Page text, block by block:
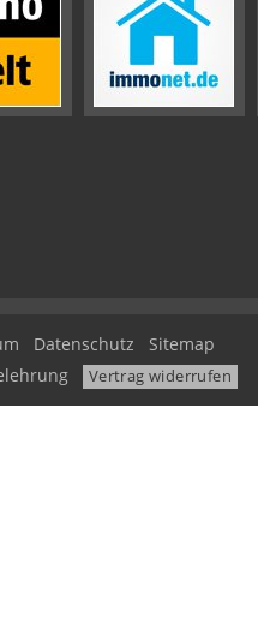
Datenschutz
Sitemap
Vertrag widerrufen